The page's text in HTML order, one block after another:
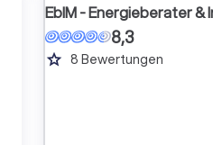
EbIM - Energieberater &
8,3
grade 8 Bewertungen